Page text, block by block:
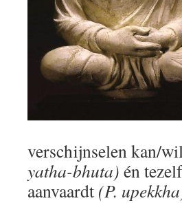
verschijnselen kan/
yatha-bhuta) én
aanvaardt (P.